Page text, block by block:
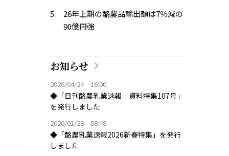
26年上期の酪農品輸出額は7％減の
90億円強
お知らせ
2026/04/24 16:00
◆「日刊酪農乳業速報 資料特集107号」
を発行しました
2026/01/28 08:48
◆「酪農乳業速報2026新春特集」を発行
しました